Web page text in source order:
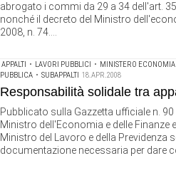
abrogato i commi da 29 a 34 dell'art. 35
nonché il decreto del Ministro
2008, n. 74....
APPALTI • LAVORI PUBBLICI • MINISTERO ECONOMIA
PUBBLICA • SUBAPPALTI 18.APR.2008
Responsabilità solidale tra
Pubblicato sulla Gazzetta ufficiale n. 90
Ministro dell'Economia e delle Finanze
Ministro del Lavoro e della Previdenza
documentazione necessaria per dare